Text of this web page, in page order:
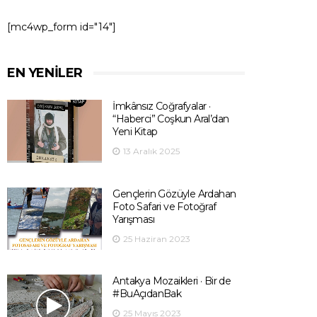
[mc4wp_form id="14"]
EN YENILER
İmkânsız Coğrafyalar ·
“Haberci” Coşkun Aral’dan
Yeni Kitap
13 Aralık 2025
Gençlerin Gözüyle Ardahan
Foto Safari ve Fotoğraf
Yarışması
25 Haziran 2023
Antakya Mozaikleri · Bir de
#BuAçıdanBak
25 Mayıs 2023